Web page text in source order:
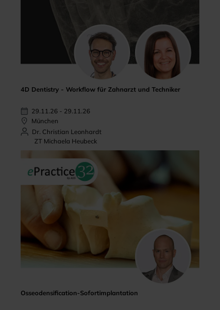
4D Dentistry - Workflow für Zahnarzt und Techniker
29.11.26 - 29.11.26
München
Dr. Christian Leonhardt
ZT Michaela Heubeck
Osseodensification-Sofortimplantation